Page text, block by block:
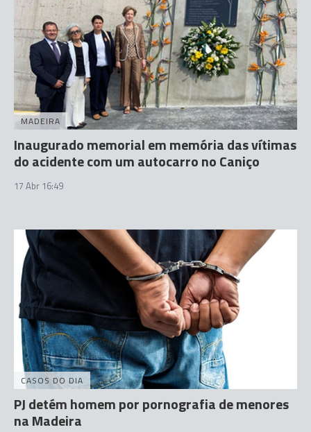
MADEIRA
Inaugurado memorial em memória das vítimas
do acidente com um autocarro no Caniço
17 Abr 16:49
CASOS DO DIA
PJ detém homem por pornografia de menores
na Madeira